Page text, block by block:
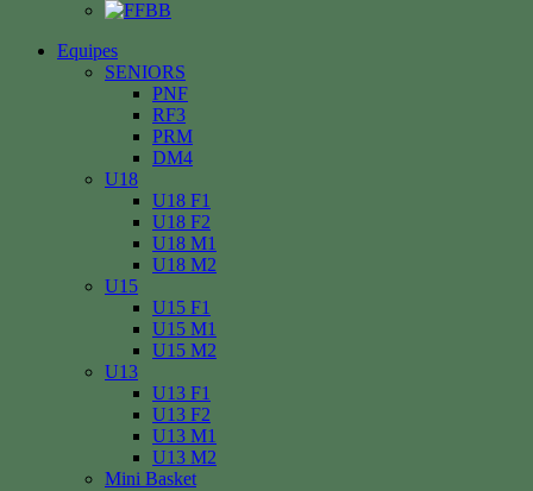
Equipes
SENIORS
PNF
RF3
PRM
DM4
U18
U18 F1
U18 F2
U18 M1
U18 M2
U15
U15 F1
U15 M1
U15 M2
U13
U13 F1
U13 F2
U13 M1
U13 M2
Mini Basket